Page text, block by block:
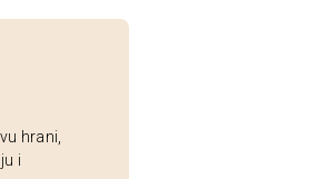
hrani,
i